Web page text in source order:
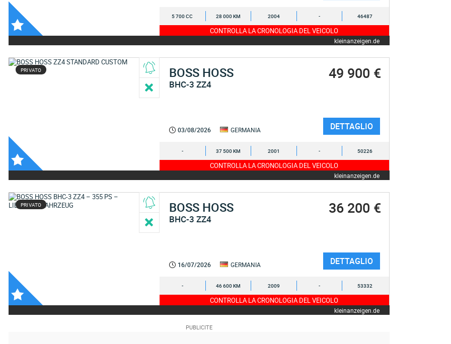
5 700 CC 28 000 KM 2004 - 46487
CONTROLLA LA CRONOLOGIA DEL VEICOLO
kleinanzeigen.de
PRIVATO BOSS HOSS
BHC-3 ZZ4
49 900 €
03/08/2026 GERMANIA DETTAGLIO
- 37 500 KM 2001 - 50226
CONTROLLA LA CRONOLOGIA DEL VEICOLO
kleinanzeigen.de
PRIVATO BOSS HOSS
BHC-3 ZZ4
36 200 €
16/07/2026 GERMANIA DETTAGLIO
- 46 600 KM 2009 - 53332
CONTROLLA LA CRONOLOGIA DEL VEICOLO
kleinanzeigen.de